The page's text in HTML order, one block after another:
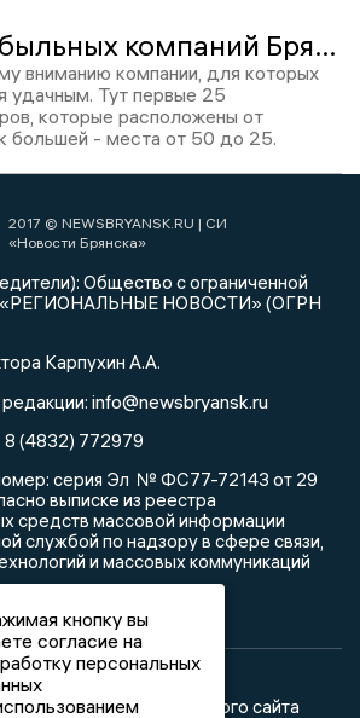
ТОП-50 прибыльных компаний Брянской области за 2023 год - часть 1
вниманию компании, для которых
удачным. Тут первые 25
которые расположены от
большей - места от 50 до 25.
2017 © NEWSBRYANSK.RU | СИ
«Новости Брянска»
Общество с ограниченной
«РЕГИОНАЛЬНЫЕ НОВОСТИ» (ОГРН
Карпухин А.А.
info@newsbryansk.ru
(4832) 772979
серия Эл № ФС77-72143 от 29
выписке из реестра
средств массовой информации
службой по надзору в сфере связи,
и массовых коммуникаций
материала с данного сайта
кнопку вы
согласие на
персональных